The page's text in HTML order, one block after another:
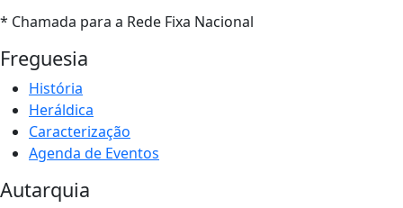
* Chamada para a Rede Fixa Nacional
Freguesia
História
Heráldica
Caracterização
Agenda de Eventos
Autarquia